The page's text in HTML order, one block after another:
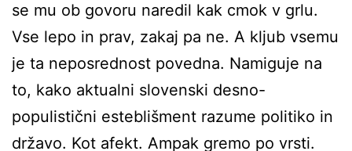
se mu ob govoru naredil kak cmok v grlu.
Vse lepo in prav, zakaj pa ne. A kljub vsemu
je ta neposrednost povedna. Namiguje na
to, kako aktualni slovenski desno-
populistični esteblišment razume politiko in
državo. Kot afekt. Ampak gremo po vrsti.